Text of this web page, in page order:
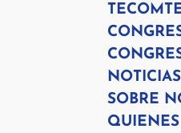
NOTICIAS
SOBRE